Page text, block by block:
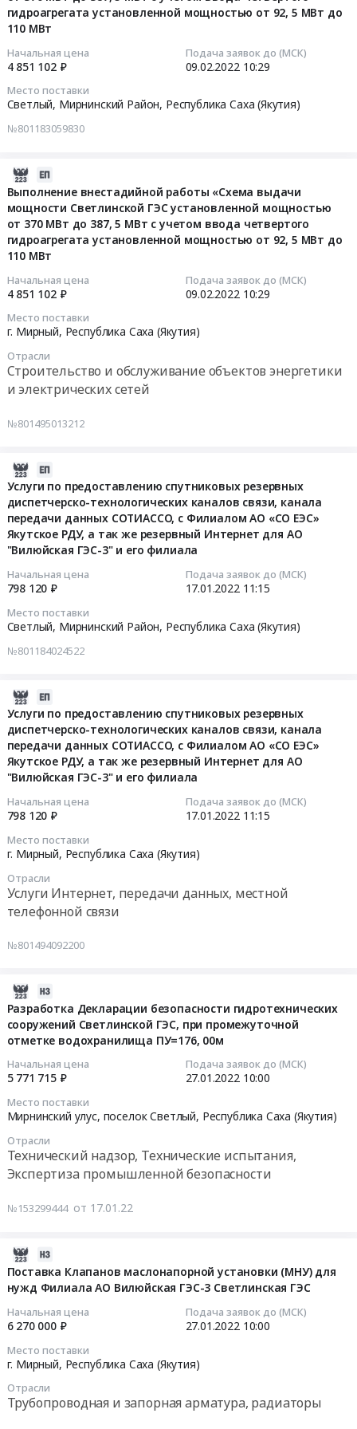
3
3
3
3
3
гидроагрегата установленной мощностью от 92, 5 МВт до
110 МВт
Начальная цена
4 851 102 ₽
Подача заявок до (МСК)
09.02.2022 10:29
Место поставки
Светлый, Мирнинский Район, Республика Саха (Якутия)
№801183059830
Выполнение внестадийной работы «Схема выдачи
мощности Светлинской ГЭС установленной мощностью
от 370 МВт до 387, 5 МВт с учетом ввода четвертого
гидроагрегата установленной мощностью от 92, 5 МВт до
110 МВт
Начальная цена
4 851 102 ₽
Подача заявок до (МСК)
09.02.2022 10:29
Место поставки
г. Мирный, Республика Саха (Якутия)
Отрасли
Строительство и обслуживание объектов энергетики
и электрических сетей
№801495013212
Услуги по предоставлению спутниковых резервных
диспетчерско-технологических каналов связи, канала
передачи данных СОТИАССО, с Филиалом АО «СО ЕЭС»
Якутское РДУ, а так же резервный Интернет для АО
"Вилюйская ГЭС-3" и его филиала
Начальная цена
798 120 ₽
Подача заявок до (МСК)
17.01.2022 11:15
Место поставки
Светлый, Мирнинский Район, Республика Саха (Якутия)
№801184024522
3"
Услуги по предоставлению спутниковых резервных
диспетчерско-технологических каналов связи, канала
передачи данных СОТИАССО, с Филиалом АО «СО ЕЭС»
Якутское РДУ, а так же резервный Интернет для АО
"Вилюйская ГЭС-3" и его филиала
Начальная цена
798 120 ₽
Подача заявок до (МСК)
17.01.2022 11:15
Место поставки
г. Мирный, Республика Саха (Якутия)
Отрасли
Услуги Интернет, передачи данных, местной
телефонной связи
№801494092200
3"
Разработка Декларации безопасности гидротехнических
сооружений Светлинской ГЭС, при промежуточной
отметке водохранилища ПУ=176, 00м
Начальная цена
5 771 715 ₽
Подача заявок до (МСК)
27.01.2022 10:00
Место поставки
Мирнинский улус, поселок Светлый, Республика Саха (Якутия)
Отрасли
Технический надзор, Технические испытания,
Экспертиза промышленной безопасности
№153299444 от 17.01.22
Поставка Клапанов маслонапорной установки (МНУ) для
нужд Филиала АО Вилюйская ГЭС-3 Светлинская ГЭС
Начальная цена
6 270 000 ₽
Подача заявок до (МСК)
27.01.2022 10:00
Место поставки
г. Мирный, Республика Саха (Якутия)
Отрасли
Трубопроводная и запорная арматура, радиаторы